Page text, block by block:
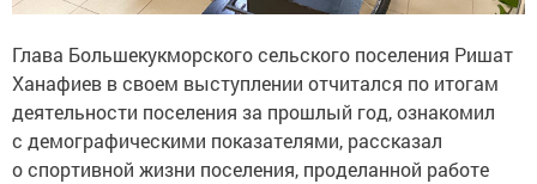
Глава Большекукморского сельского поселения Ришат
Ханафиев в своем выступлении отчитался по итогам
деятельности поселения за прошлый год, ознакомил
с демографическими показателями, рассказал
о спортивной жизни поселения, проделанной работе